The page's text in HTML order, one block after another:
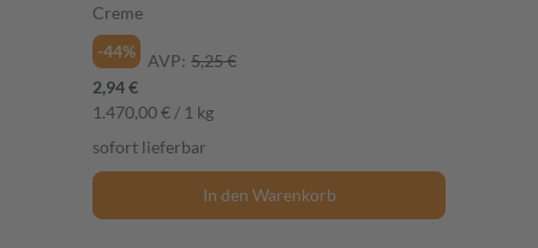
Creme
-44%
AVP: 5,25 €
2,94 €
1.470,00 € / 1 kg
sofort lieferbar
In den Warenkorb